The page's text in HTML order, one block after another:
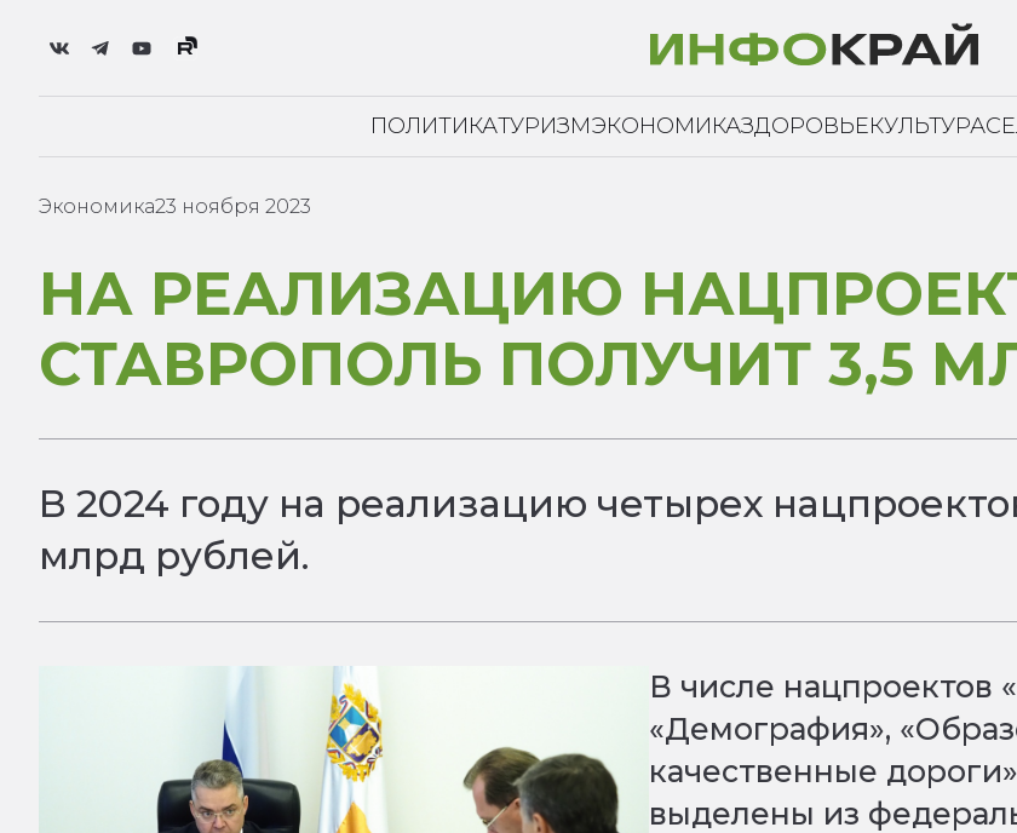
ПОЛИТИКАТУРИЗМЭКОНОМИКАЗДОРОВЬЕКУЛЬТУРА
Экономика23 ноября 2023
НА РЕАЛИЗАЦИЮ
СТАВРОПОЛЬ ПОЛУЧИТ 3,5
В 2024 году на реализацию четырех
млрд рублей.
В числе нацпроектов
«Демография»,
качественные
выделены из